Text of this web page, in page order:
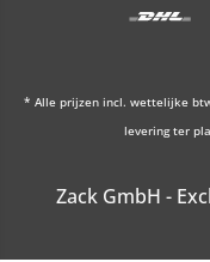
* Alle prijzen incl. wettelijke
levering ter
Zack GmbH -